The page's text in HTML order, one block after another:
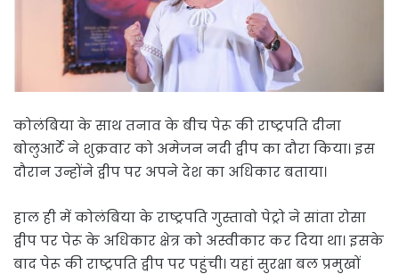
कोलंबिया के साथ तनाव के बीच पेरू की राष्ट्रपति दीना
बोलुआर्टे ने शुक्रवार को अमेजन नदी द्वीप का दौरा किया। इस
दौरान उन्होंने द्वीप पर अपने देश का अधिकार बताया।
हाल ही में कोलंबिया के राष्ट्रपति गुस्तावो पेट्रो ने सांता रोसा
द्वीप पर पेरू के अधिकार क्षेत्र को अस्वीकार कर दिया था। इसके
बाद पेरू की राष्ट्रपति द्वीप पर पहुंची। यहां सुरक्षा बल प्रमुखों